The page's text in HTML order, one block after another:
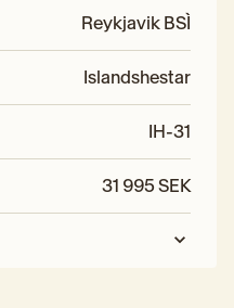
Reykjavik BSÌ
Islandshestar
IH-31
31 995 SEK